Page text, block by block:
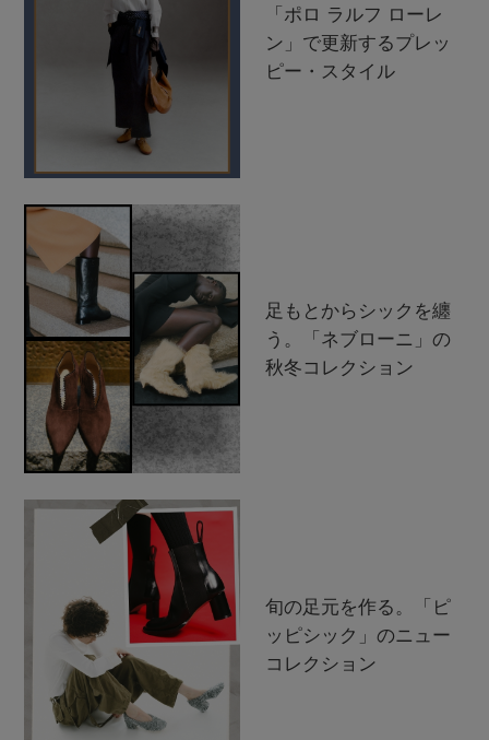
「ポロ ラルフ ローレ
ン」で更新するプレッ
ピー・スタイル
足もとからシックを纏
う。「ネブローニ」の
秋冬コレクション
旬の足元を作る。「ピ
ッピシック」のニュー
コレクション